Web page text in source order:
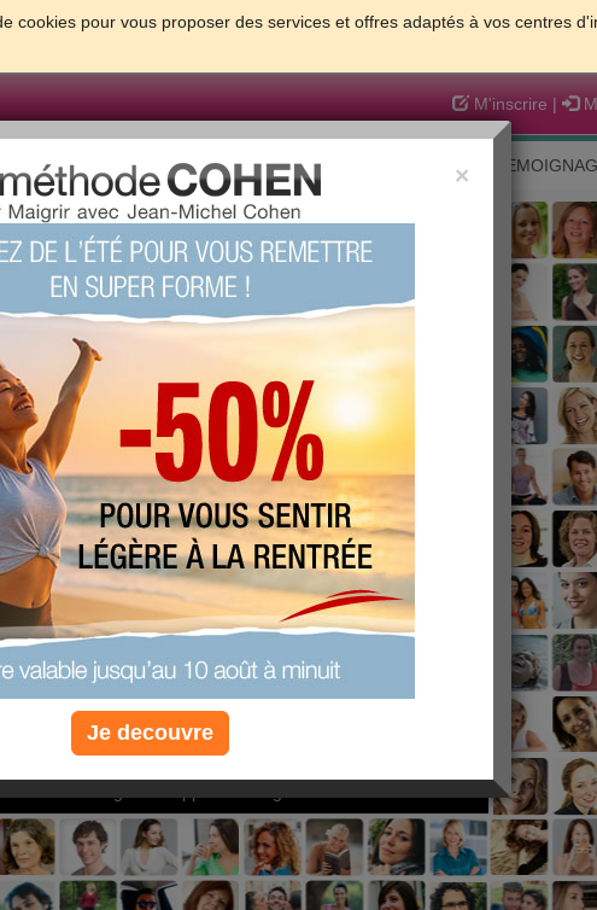
cookies pour vous proposer des services et offres adaptés à vos centres
M'inscrire |
PSYCHO & TESTS GROSSESSE & BEBE
pour maigrir et être bien dans sa peau
PLUS
SANTÉ
PLUS
COACHING
Non, je préfère le régime gratuit
×
Je decouvre